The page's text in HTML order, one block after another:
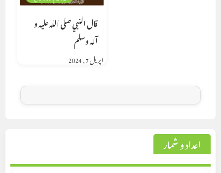
قال النبي صلى الله عليه و
آله وسلم
اپریل 7, 2024
اعداد و شمار